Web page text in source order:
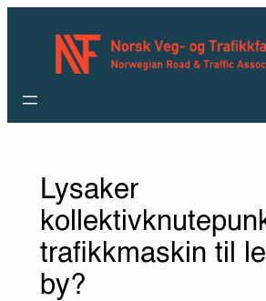
Lysaker
trafikkmaskin til
by?